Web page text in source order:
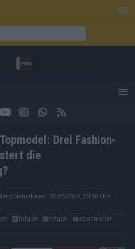
Drei Fashion-
die
aktualisiert: 02.05.2024, 20:36 Uhr
·
folgen folgen
abonnieren